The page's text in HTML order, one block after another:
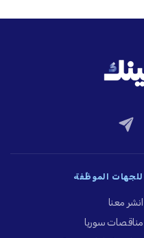
للجهات الموظِّفة
انشر معنا
مناقصات سوريا